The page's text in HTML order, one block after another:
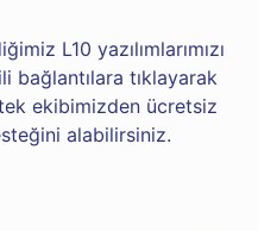
L10 yazılımlarımızı
bağlantılara tıklayarak
ekibimizden ücretsiz
alabilirsiniz.